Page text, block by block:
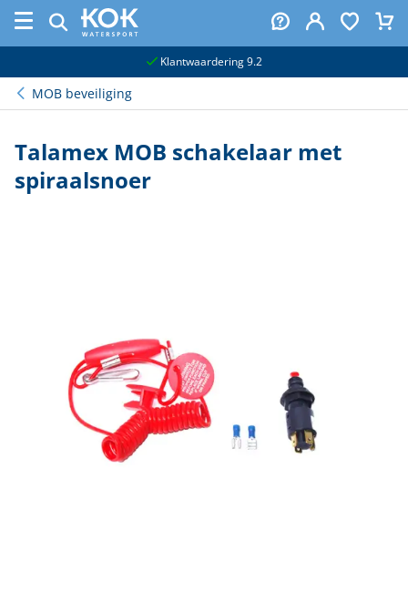
Klantwaardering 9.2
MOB beveiliging
Talamex MOB schakelaar met
spiraalsnoer